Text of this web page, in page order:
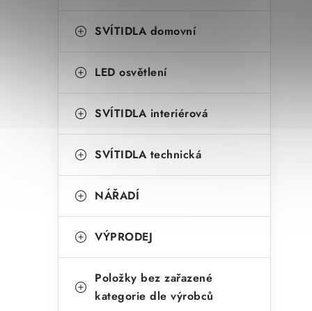
SVÍTIDLA domovní
LED osvětlení
SVÍTIDLA interiérová
SVÍTIDLA technická
NÁŘADÍ
VÝPRODEJ
Položky bez zařazené
kategorie dle výrobců